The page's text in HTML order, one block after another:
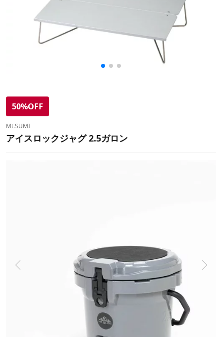
50%OFF
Mt.SUMI
アイスロックジャグ 2.5ガロン